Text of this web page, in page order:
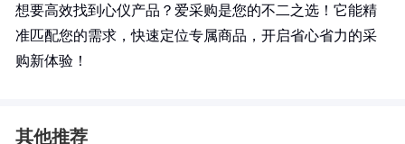
想要高效找到心仪产品？爱采购是您的不二之选！它能精
准匹配您的需求，快速定位专属商品，开启省心省力的采
购新体验！
其他推荐